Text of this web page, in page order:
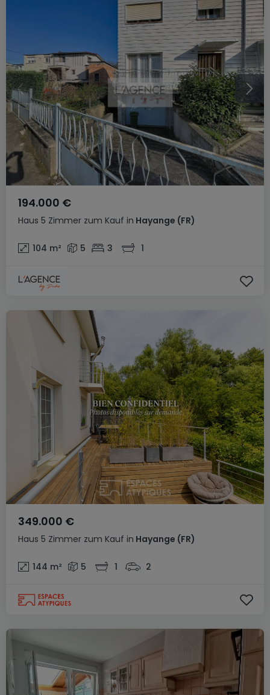
Haus 5 Zimmer zum Kauf in Hayange (FR)
194.000 €
104 m² 5 3 1
Haus 5 Zimmer zum Kauf in Hayange (FR)
349.000 €
144 m² 5 1 2